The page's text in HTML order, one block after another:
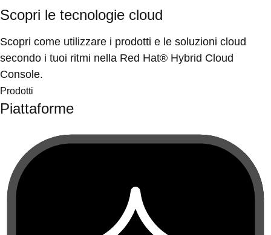
Scopri le tecnologie cloud
Scopri come utilizzare i prodotti e le soluzioni cloud
secondo i tuoi ritmi nella Red Hat® Hybrid Cloud
Console.
Prodotti
Piattaforme